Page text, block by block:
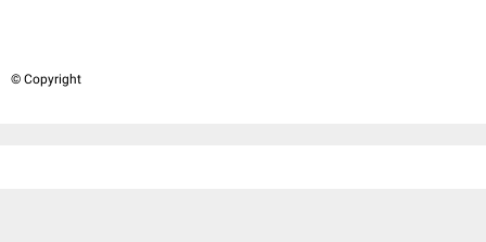
© Copyright